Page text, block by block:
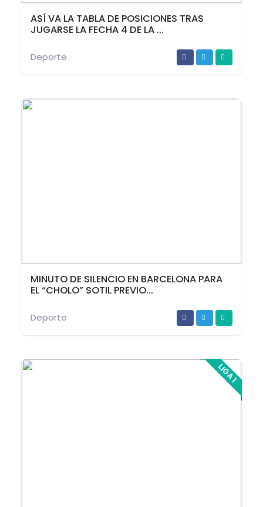
ASÍ VA LA TABLA DE POSICIONES TRAS
JUGARSE LA FECHA 4 DE LA ...
Deporte
MINUTO DE SILENCIO EN BARCELONA PARA
EL “CHOLO” SOTIL PREVIO...
Deporte
LIGA 1